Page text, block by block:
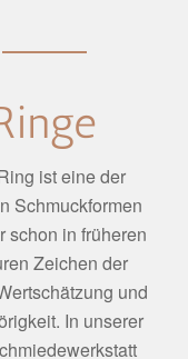
ist eine der
Schmuckformen
schon in früheren
Zeichen der
und
In unserer